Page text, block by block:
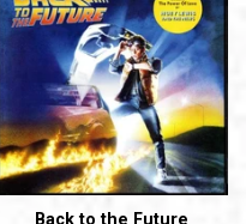
Back to the Future